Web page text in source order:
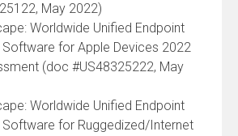
May 2022)
Worldwide Unified Endpoint
for Apple Devices 2022
(doc #US48325222, May
Worldwide Unified Endpoint
for Ruggedized/Internet